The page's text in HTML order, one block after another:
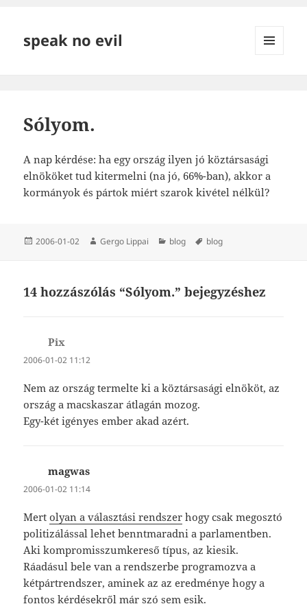
speak no evil
Sólyom.
A nap kérdése: ha egy ország ilyen jó köztársasági
elnököket tud kitermelni (na jó, 66%-ban), akkor a
kormányok és pártok miért szarok kivétel nélkül?
Közzétéve
2006-01-02 Szerző
Gergo Lippai Kategória
blog Címke
blog
14 hozzászólás “Sólyom.” bejegyzéshez
Pix
2006-01-02 11:12
Nem az ország termelte ki a köztársasági elnököt, az
ország a macskaszar átlagán mozog.
Egy-két igényes ember akad azért.
magwas
2006-01-02 11:14
Mertolyan a választási rendszer hogy csak megosztó
politizálással lehet benntmaradni a parlamentben.
Aki kompromisszumkereső típus, az kiesik.
Ráadásul bele van a rendszerbe programozva a
kétpártrendszer, aminek az az eredménye hogy a
fontos kérdésekről már szó sem esik.